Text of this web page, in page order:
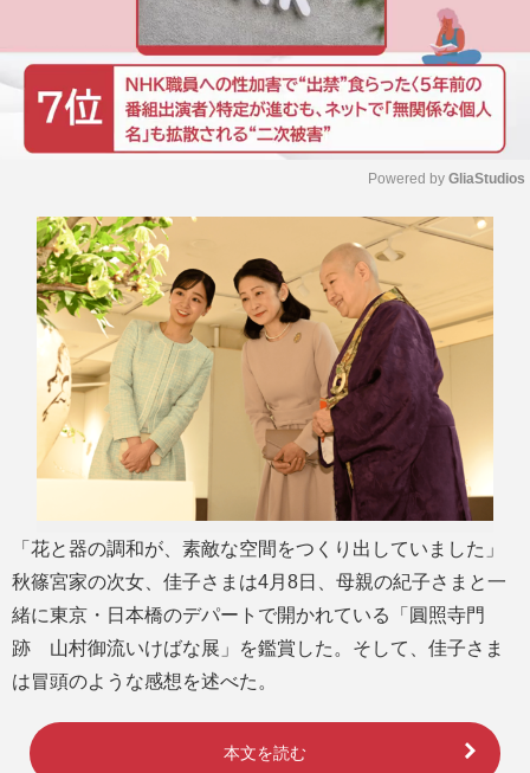
Powered by GliaStudios
「花と器の調和が、素敵な空間をつくり出していました」
秋篠宮家の次女、佳子さまは4月8日、母親の紀子さまと一
緒に東京・日本橋のデパートで開かれている「圓照寺門
跡 山村御流いけばな展」を鑑賞した。そして、佳子さま
は冒頭のような感想を述べた。
本文を読む